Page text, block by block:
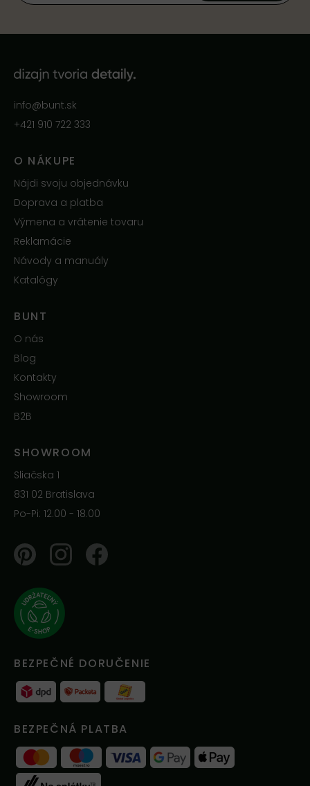
info@bunt.sk
+421 910 722 333
O NÁKUPE
Nájdi svoju objednávku
Doprava a platba
Výmena a vrátenie tovaru
Reklamácie
Návody a manuály
Katalógy
BUNT
O nás
Blog
Kontakty
Showroom
B2B
SHOWROOM
Sliačska 1
831 02 Bratislava
Po-Pi: 12.00 - 18.00
PinterestInstagramFacebook
BEZPEČNÉ DORUČENIE
BEZPEČNÁ PLATBA